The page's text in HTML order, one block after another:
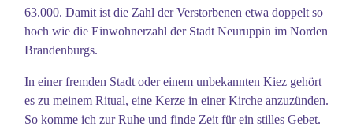
63.000. Damit ist die Zahl der Verstorbenen etwa doppelt so
hoch wie die Einwohnerzahl der Stadt Neuruppin im Norden
Brandenburgs.
In einer fremden Stadt oder einem unbekannten Kiez gehört
es zu meinem Ritual, eine Kerze in einer Kirche anzuzünden.
So komme ich zur Ruhe und finde Zeit für ein stilles Gebet.